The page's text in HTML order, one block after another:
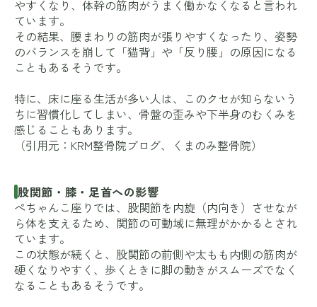
やすくなり、体幹の筋肉がうまく働かなくなると言われ
ています。
その結果、腰まわりの筋肉が張りやすくなったり、姿勢
のバランスを崩して「猫背」や「反り腰」の原因になる
こともあるそうです。
特に、床に座る生活が多い人は、このクセが知らないう
ちに習慣化してしまい、骨盤の歪みや下半身のむくみを
感じることもあります。
（引用元： KRM整骨院ブログ、 くまのみ整骨院）
股関節・膝・足首への影響
ぺちゃんこ座りでは、股関節を内旋（内向き）させなが
ら体を支えるため、関節の可動域に無理がかかるとされ
ています。
この状態が続くと、股関節の前側や太もも内側の筋肉が
硬くなりやすく、歩くときに脚の動きがスムーズでなく
なることもあるそうです。